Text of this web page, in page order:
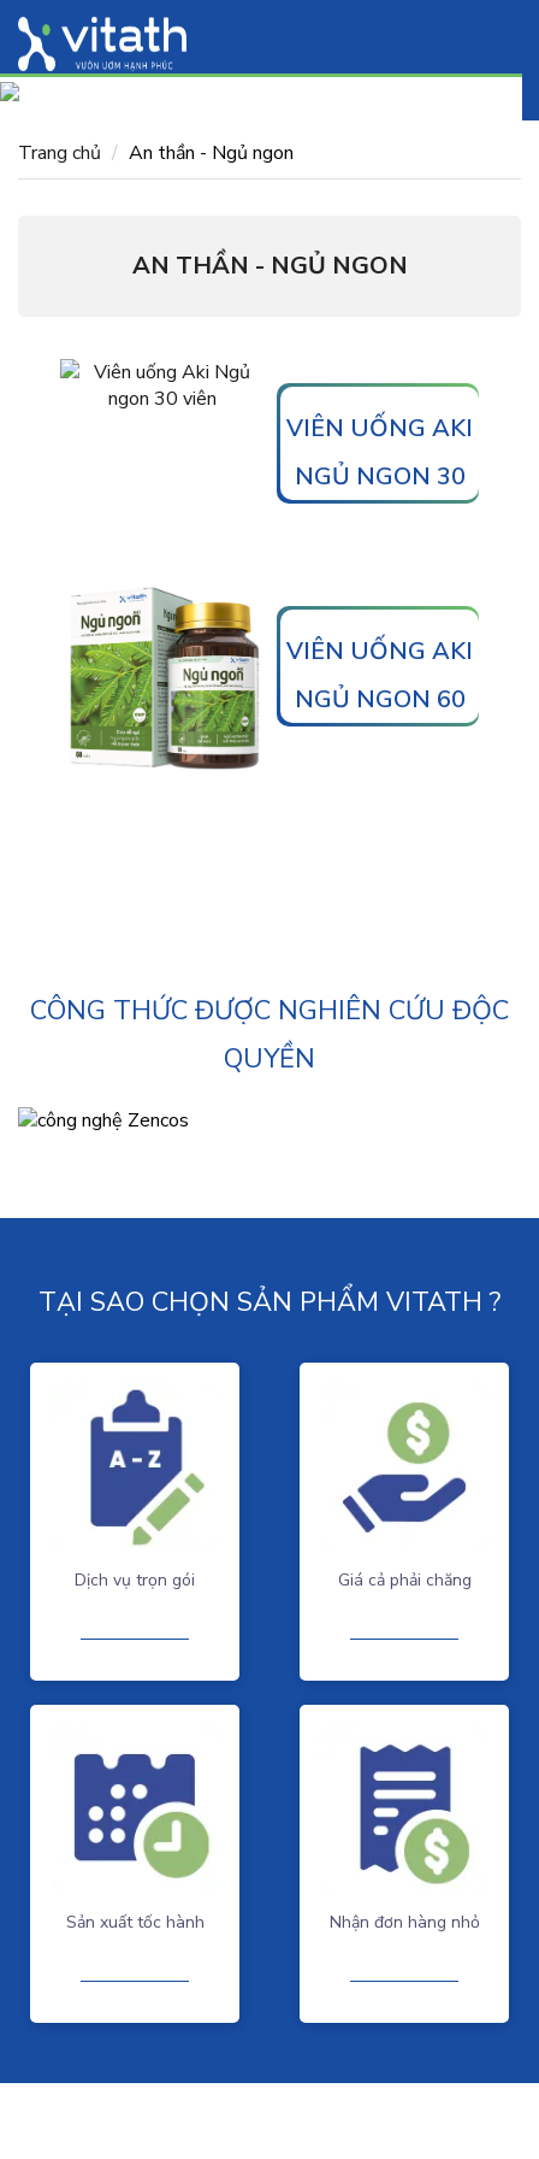
Trang chủ An thần - Ngủ ngon
AN THẦN - NGỦ NGON
VIÊN UỐNG AKI
NGỦ NGON 30
VIÊN UỐNG AKI
NGỦ NGON 60
CÔNG THỨC ĐƯỢC NGHIÊN CỨU ĐỘC
QUYỀN
TẠI SAO CHỌN SẢN PHẨM VITATH ?
Dịch vụ trọn gói Giá cả phải chăng
Sản xuất tốc hành Nhận đơn hàng nhỏ